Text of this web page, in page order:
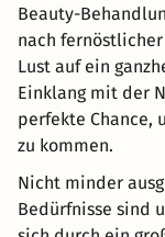
Beauty-
nach
Lust auf ein
Einklang mit der
perfekte Chance,
zu kommen.
Nicht minder
Bedürfnisse sind